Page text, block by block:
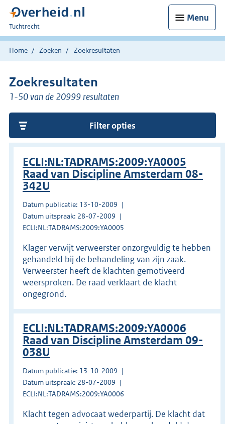
Menu
U
bent
hier:
Tuchtrecht
Home Zoeken Zoekresultaten
Zoekresultaten
1-50 van de 20999 resultaten
Filter opties
ECLI:NL:TADRAMS:2009:YA0005
Raad van Discipline Amsterdam 08-
342U
Datum publicatie: 13-10-2009
Datum uitspraak: 28-07-2009
ECLI:NL:TADRAMS:2009:YA0005
Klager verwijt verweerster onzorgvuldig te hebben
gehandeld bij de behandeling van zijn zaak.
Verweerster heeft de klachten gemotiveerd
weersproken. De raad verklaart de klacht
ongegrond.
ECLI:NL:TADRAMS:2009:YA0006
Raad van Discipline Amsterdam 09-
038U
Datum publicatie: 13-10-2009
Datum uitspraak: 28-07-2009
ECLI:NL:TADRAMS:2009:YA0006
Klacht tegen advocaat wederpartij. De klacht dat